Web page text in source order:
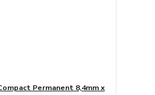
Permanent 8,4mm x